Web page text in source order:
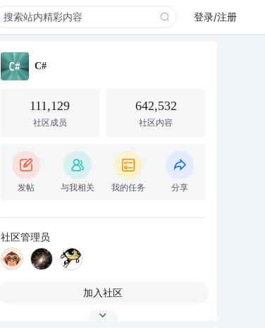
登录/注册
C#
111,129
社区成员
642,532
社区内容
发帖 与我相关 我的任务 分享
社区管理员
加入社区